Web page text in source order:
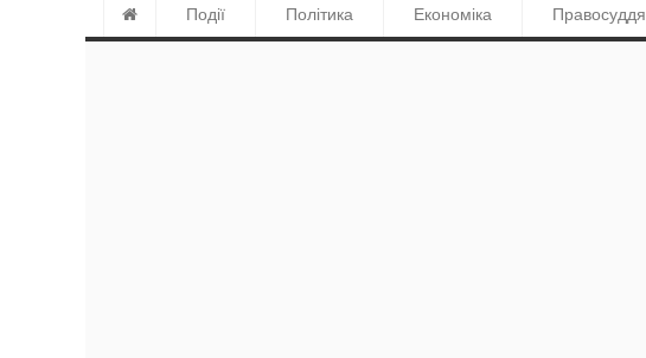
Події Політика Економіка Правосуддя